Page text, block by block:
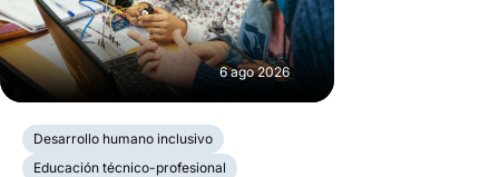
6 ago 2026
Desarrollo humano inclusivo
Educación técnico-profesional